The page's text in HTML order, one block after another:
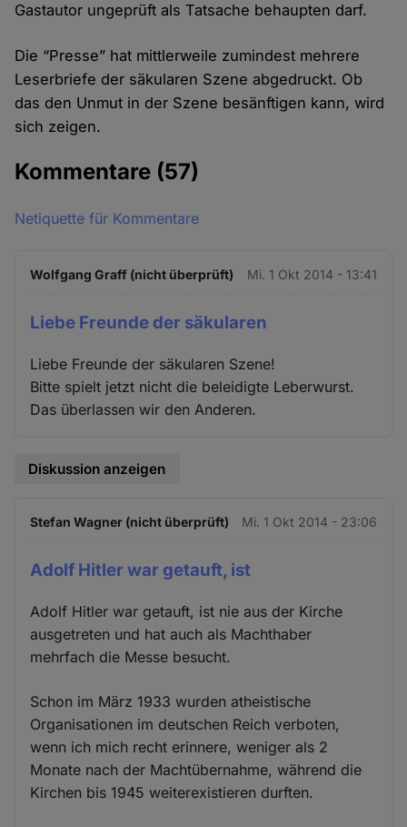
Gast­autor ungeprüft als Tatsache behaupten darf.
Die “Presse” hat mittler­weile zumindest mehrere
Leser­briefe der säkularen Szene abge­druckt. Ob
das den Unmut in der Szene besänftigen kann, wird
sich zeigen.
Kommentare (57)
Netiquette für Kommentare
Wolfgang Graff (nicht überprüft) Mi. 1 Okt 2014 - 13:41
Liebe Freunde der säkularen
Liebe Freunde der säkularen Szene!
Bitte spielt jetzt nicht die beleidigte Leberwurst.
Das überlassen wir den Anderen.
Diskussion anzeigen
Stefan Wagner (nicht überprüft) Mi. 1 Okt 2014 - 23:06
Adolf Hitler war getauft, ist
Adolf Hitler war getauft, ist nie aus der Kirche
ausgetreten und hat auch als Machthaber
mehrfach die Messe besucht.
Schon im März 1933 wurden atheistische
Organisationen im deutschen Reich verboten,
wenn ich mich recht erinnere, weniger als 2
Monate nach der Machtübernahme, während die
Kirchen bis 1945 weiterexistieren durften.